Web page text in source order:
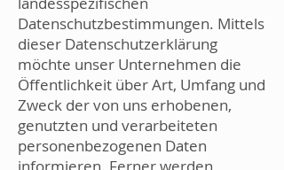
Datenschutzbestimmungen. Mittels
dieser Datenschutzerklärung
möchte unser Unternehmen die
Öffentlichkeit über Art, Umfang und
Zweck der von uns erhobenen,
genutzten und verarbeiteten
personenbezogenen Daten